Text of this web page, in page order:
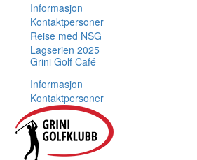
Informasjon
Kontaktpersoner
Reise med NSG
Lagserien 2025
Grini Golf Café
Informasjon
Kontaktpersoner